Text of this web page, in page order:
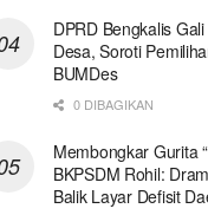
DPRD Bengkalis
Desa, Soroti
BUMDes
0 DIBAGIKAN
Membongkar Gurita
BKPSDM Rohil:
Balik Layar Defisit